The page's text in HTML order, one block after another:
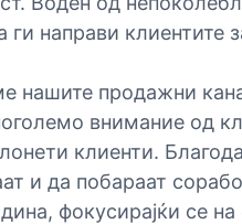
направи клиентите
нашите продажни
внимание од
клиенти.
и да побараат
фокусирајќи се